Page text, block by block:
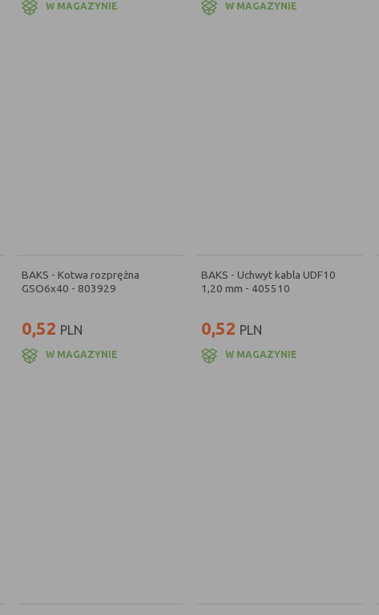
W MAGAZYNIE W MAGAZYNIE
BAKS - Kotwa rozprężna
GSO6x40 - 803929
0,52 PLN
W MAGAZYNIE
BAKS - Uchwyt kabla UDF10
1,20 mm - 405510
0,52 PLN
W MAGAZYNIE